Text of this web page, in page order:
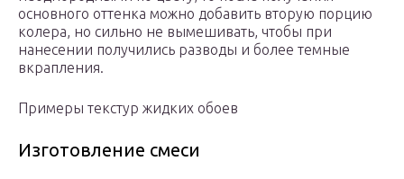
основного оттенка можно добавить вторую порцию
колера, но сильно не вымешивать, чтобы при
нанесении получились разводы и более темные
вкрапления.
Примеры текстур жидких обоев
Изготовление смеси